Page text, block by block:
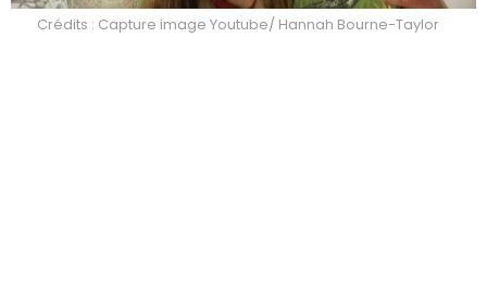
Crédits : Capture image Youtube/ Hannah Bourne-Taylor